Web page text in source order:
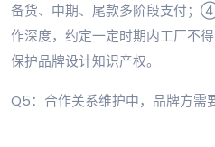
备货、中期、尾款多阶段支付；
作深度，约定一定时期内工厂不
保护品牌设计知识产权。
Q5：合作关系维护中，品牌方需